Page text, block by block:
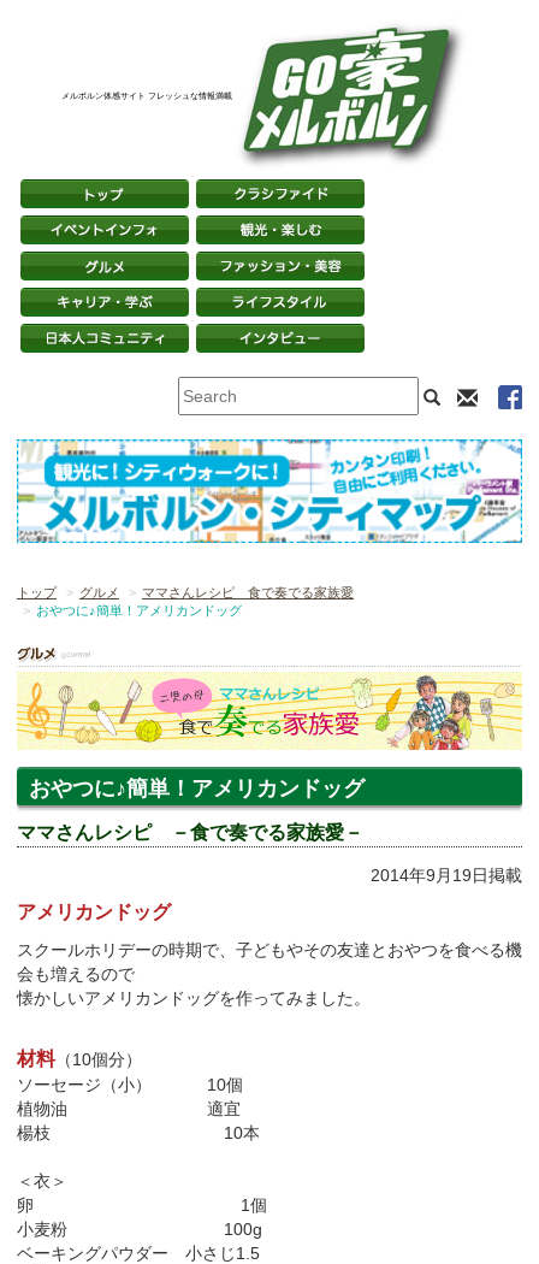
メルボルン体感サイト フレッシュな情報満載
トップ グルメ
ママさんレシピ 食で奏でる家族愛
おやつに♪簡単！アメリカンドッグ
おやつに♪簡単！アメリカンドッグ
ママさんレシピ －食で奏でる家族愛－
2014年9月19日掲載
アメリカンドッグ
スクールホリデーの時期で、子どもやその友達とおやつを食べる機
会も増えるので
懐かしいアメリカンドッグを作ってみました。
材料（10個分）
ソーセージ（小） 10個
植物油 適宜
楊枝 10本
＜衣＞
卵 1個
小麦粉 100g
ベーキングパウダー 小さじ1.5